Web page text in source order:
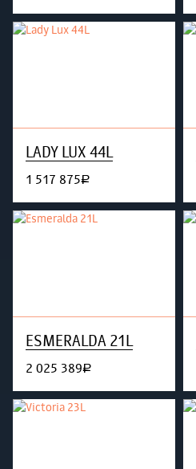
LADY LUX 44L
1 517 875руб.
ESMERALDA 21L
2 025 389руб.